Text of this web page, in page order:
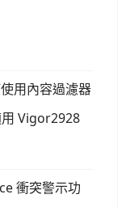
用內容過濾器
Vigor2928
衝突警示功